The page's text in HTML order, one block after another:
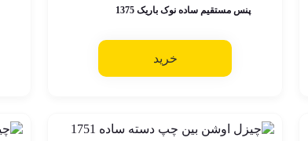
پنس مستقیم ساده نوک باریک 1375
خرید